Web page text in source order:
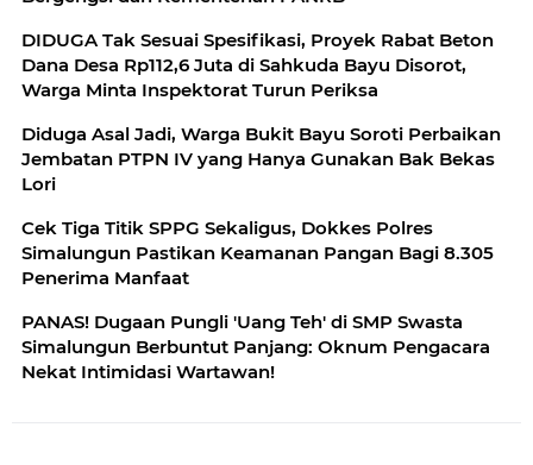
DIDUGA Tak Sesuai Spesifikasi, Proyek Rabat Beton
Dana Desa Rp112,6 Juta di Sahkuda Bayu Disorot,
Warga Minta Inspektorat Turun Periksa
Diduga Asal Jadi, Warga Bukit Bayu Soroti Perbaikan
Jembatan PTPN IV yang Hanya Gunakan Bak Bekas
Lori
Cek Tiga Titik SPPG Sekaligus, Dokkes Polres
Simalungun Pastikan Keamanan Pangan Bagi 8.305
Penerima Manfaat
PANAS! Dugaan Pungli 'Uang Teh' di SMP Swasta
Simalungun Berbuntut Panjang: Oknum Pengacara
Nekat Intimidasi Wartawan!